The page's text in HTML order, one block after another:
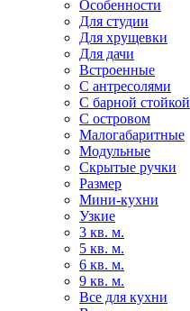
Особенности
Для студии
Для хрущевки
Для дачи
Встроенные
С антресолями
С барной стойкой
С островом
Малогабаритные
Модульные
Скрытые ручки
Размер
Мини-кухни
Узкие
3 кв. м.
5 кв. м.
6 кв. м.
9 кв. м.
Все для кухни